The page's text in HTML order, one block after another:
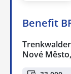
Benefit
Nové